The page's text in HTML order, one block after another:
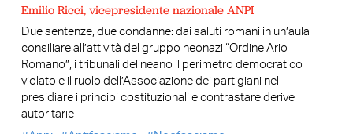
Emilio Ricci, vicepresidente nazionale ANPI
Due sentenze, due condanne: dai saluti romani in un’aula
consiliare all’attività del gruppo neonazi “Ordine Ario
Romano”, i tribunali delineano il perimetro democratico
violato e il ruolo dell’Associazione dei partigiani nel
presidiare i principi costituzionali e contrastare derive
autoritarie